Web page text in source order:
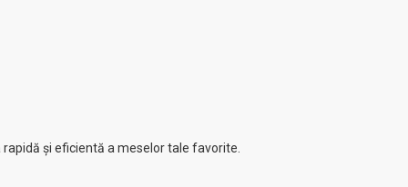
și eficientă a meselor tale favorite.